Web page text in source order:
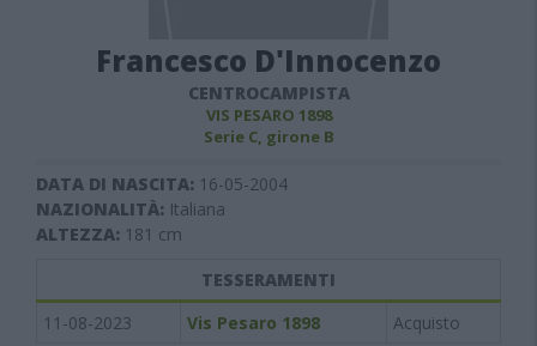
Francesco D'Innocenzo
CENTROCAMPISTA
VIS PESARO 1898
Serie C, girone B
DATA DI NASCITA: 16-05-2004
NAZIONALITÀ: Italiana
ALTEZZA: 181 cm
TESSERAMENTI
11-08-2023
Vis Pesaro 1898 Acquisto